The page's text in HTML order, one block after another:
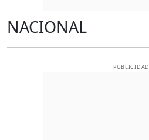
NACIONAL
PUBLICIDAD